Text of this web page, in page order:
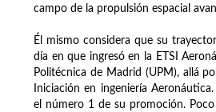
campo de la propulsión espacial
Él mismo considera que su
día en que ingresó en la ETSI
Politécnica de Madrid (UPM), allá
Iniciación en ingeniería
el número 1 de su promoción.